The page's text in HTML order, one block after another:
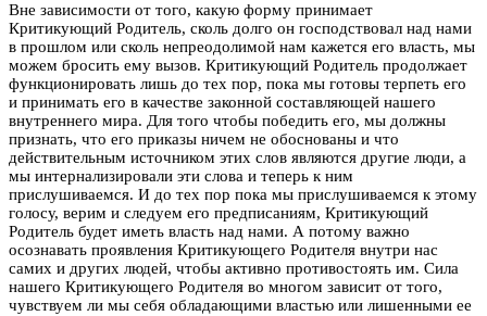
Вне зависимости от того, какую форму принимает
Критикующий Родитель, сколь долго он господствовал над нами
в прошлом или сколь непреодолимой нам кажется его власть, мы
можем бросить ему вызов. Критикующий Родитель продолжает
функционировать лишь до тех пор, пока мы готовы терпеть его
и принимать его в качестве законной составляющей нашего
внутреннего мира. Для того чтобы победить его, мы должны
признать, что его приказы ничем не обоснованы и что
действительным источником этих слов являются другие люди, а
мы интернализировали эти слова и теперь к ним
прислушиваемся. И до тех пор пока мы прислушиваемся к этому
голосу, верим и следуем его предписаниям, Критикующий
Родитель будет иметь власть над нами. А потому важно
осознавать проявления Критикующего Родителя внутри нас
самих и других людей, чтобы активно противостоять им. Сила
нашего Критикующего Родителя во многом зависит от того,
чувствуем ли мы себя обладающими властью или лишенными ее